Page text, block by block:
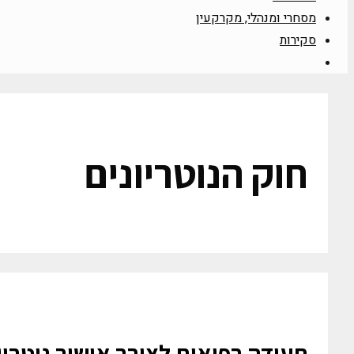
מסחרי ומנהלי, מקרקעין
סקירות
חוק הנוטריונים